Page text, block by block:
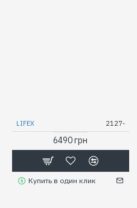
LIFEX 2127-
6490 грн
Купить в один клик